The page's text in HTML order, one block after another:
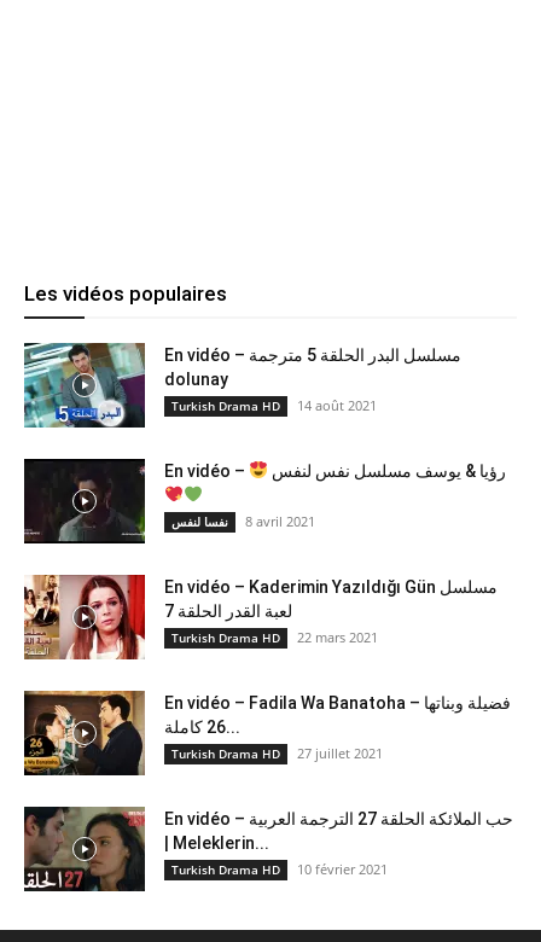
Les vidéos populaires
En vidéo – مسلسل البدر الحلقة 5 مترجمة
dolunay
Turkish Drama HD 14 août 2021
En vidéo – رؤيا & يوسف مسلسل نفس لنفس
نفسا لنفس 8 avril 2021
En vidéo – Kaderimin Yazıldığı Gün مسلسل
لعبة القدر الحلقة 7
Turkish Drama HD 22 mars 2021
En vidéo – Fadila Wa Banatoha – فضيلة وبناتها
26 كاملة...
Turkish Drama HD 27 juillet 2021
En vidéo – حب الملائكة الحلقة 27 الترجمة العربية
| Meleklerin...
Turkish Drama HD 10 février 2021